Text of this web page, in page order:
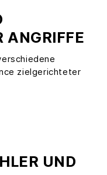
ANGRIFFE
zielgerichteter
UND